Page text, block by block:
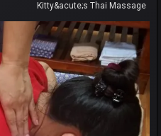
Kitty&acute;s Thai Massage